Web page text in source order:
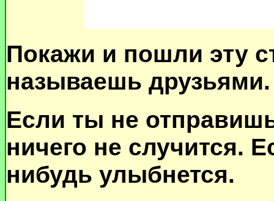
Покажи и пошли эту
называешь друзьями.
Если ты не
ничего не случится.
нибудь улыбнется.